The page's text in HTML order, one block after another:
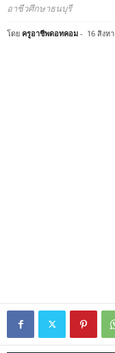
อาชีวศึกษาธนบุรี
โดย ครูอาชีพดอทคอม - 16 สิงห